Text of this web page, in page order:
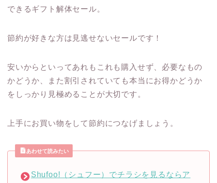
できるギフト解体セール。
節約が好きな方は見逃せないセールです！
安いからといってあれもこれも購入せず、必要なもの
かどうか、また割引されていても本当にお得かどうか
をしっかり見極めることが大切です。
上手にお買い物をして節約につなげましょう。
あわせて読みたい
Shufoo!（シュフー）でチラシを見るならア